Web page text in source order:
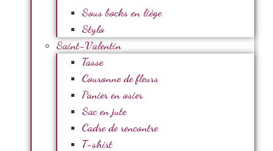
Sous bocks en liège
Stylo
Saint-Valentin
Tasse
Couronne de fleurs
Panier en osier
Sac en jute
Cadre de rencontre
T-shirt